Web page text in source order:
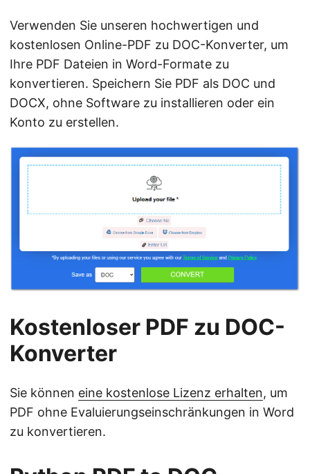
Verwenden Sie unseren hochwertigen und
kostenlosen Online-PDF zu DOC-Konverter, um
Ihre PDF Dateien in Word-Formate zu
konvertieren. Speichern Sie PDF als DOC und
DOCX, ohne Software zu installieren oder ein
Konto zu erstellen.
Kostenloser PDF zu DOC-
Konverter
Sie können eine kostenlose Lizenz erhalten, um
PDF ohne Evaluierungseinschränkungen in Word
zu konvertieren.